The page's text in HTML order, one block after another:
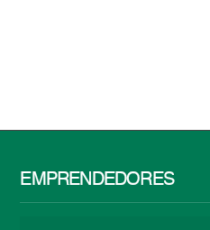
EMPRENDEDORES